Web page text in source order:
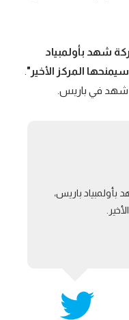
شهد بأولمبياد
المركز الأخير".
شهد في باريس.
بأولمبياد باريس،